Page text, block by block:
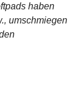
haben
umschmiegen